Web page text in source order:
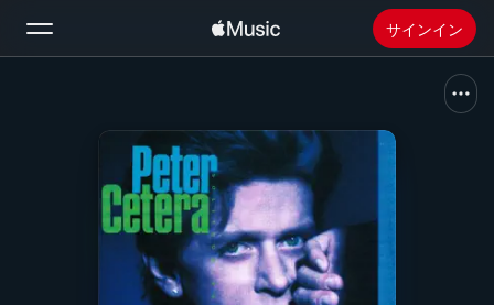
サインイン
新着おすすめ
Apple Musicをインストール